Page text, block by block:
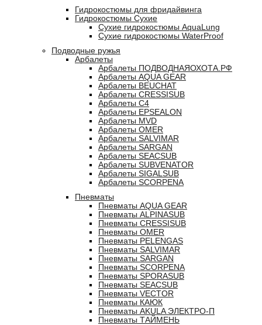
Гидрокостюмы для фридайвинга
Гидрокостюмы Сухие
Сухие гидрокостюмы AquaLung
Сухие гидрокостюмы WaterProof
Подводные ружья
Арбалеты
Арбалеты ПОДВОДНАЯОХОТА.РФ
Арбалеты AQUA GEAR
Арбалеты BEUCHAT
Арбалеты CRESSISUB
Арбалеты C4
Арбалеты EPSEALON
Арбалеты MVD
Арбалеты OMER
Арбалеты SALVIMAR
Арбалеты SARGAN
Арбалеты SEACSUB
Арбалеты SUBVENATOR
Арбалеты SIGALSUB
Арбалеты SCORPENA
Пневматы
Пневматы AQUA GEAR
Пневматы ALPINASUB
Пневматы CRESSISUB
Пневматы OMER
Пневматы PELENGAS
Пневматы SALVIMAR
Пневматы SARGAN
Пневматы SCORPENA
Пневматы SPORASUB
Пневматы SEACSUB
Пневматы VECTOR
Пневматы КАЮК
Пневматы AKULA ЭЛЕКТРО-П
Пневматы ТАЙМЕНЬ